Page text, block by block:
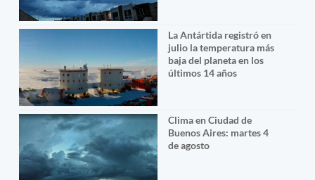
La Antártida registró en
julio la temperatura más
baja del planeta en los
últimos 14 años
Clima en Ciudad de
Buenos Aires: martes 4
de agosto